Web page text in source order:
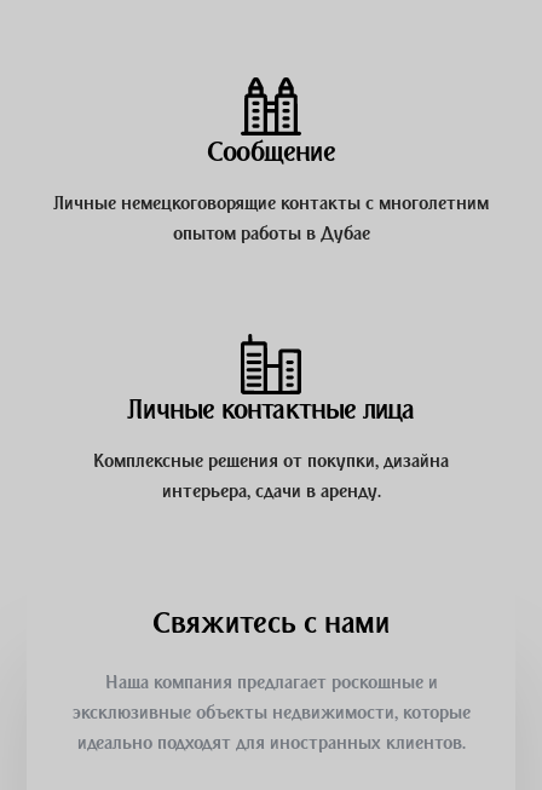
Сообщение
Личные немецкоговорящие контакты с многолетним
опытом работы в Дубае
Личные контактные лица
Комплексные решения от покупки, дизайна
интерьера, сдачи в аренду.
Свяжитесь с нами
Наша компания предлагает роскошные и
эксклюзивные объекты недвижимости, которые
идеально подходят для иностранных клиентов.